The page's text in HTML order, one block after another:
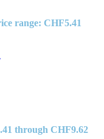
range: CHF5.41
through CHF9.62